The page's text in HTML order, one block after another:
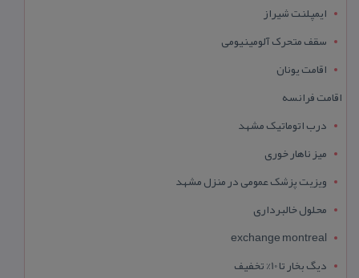
ایمپلنت شیراز
سقف متحرک آلومینیومی
اقامت یونان
اقامت فرانسه
درب اتوماتیک مشهد
میز ناهار خوری
ویزیت پزشک عمومی در منزل مشهد
محلول خالبرداری
exchange montreal
دیگ بخار تا 10% تخفیف